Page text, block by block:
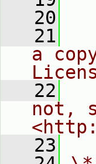
   20
   21
a
   22
not,
   23